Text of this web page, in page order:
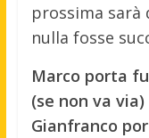
prossima sarà
nulla fosse
Marco porta
(se non va via)
Gianfranco